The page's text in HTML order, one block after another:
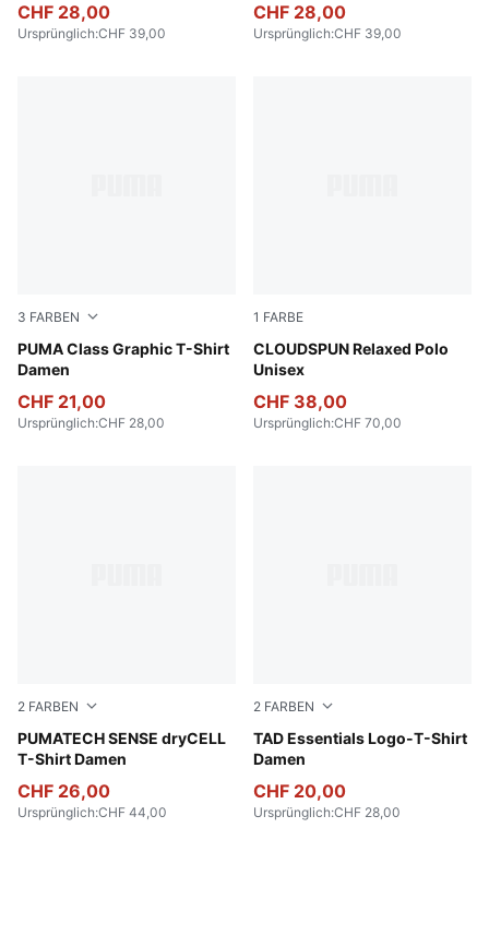
CHF 28,00
Ursprünglich:CHF 39,00
CHF 28,00
Ursprünglich:CHF 39,00
3 FARBEN
PUMA Class Graphic T-Shirt
Damen
Puma Black
CHF 21,00
Ursprünglich:CHF 28,00
1 FARBE
CLOUDSPUN Relaxed Polo
Unisex
Sandstone Heather
CHF 38,00
Ursprünglich:CHF 70,00
2 FARBEN
PUMATECH SENSE dryCELL
T-Shirt Damen
Puma White
CHF 26,00
Ursprünglich:CHF 44,00
2 FARBEN
TAD Essentials Logo-T-Shirt
Damen
Puma Black
CHF 20,00
Ursprünglich:CHF 28,00